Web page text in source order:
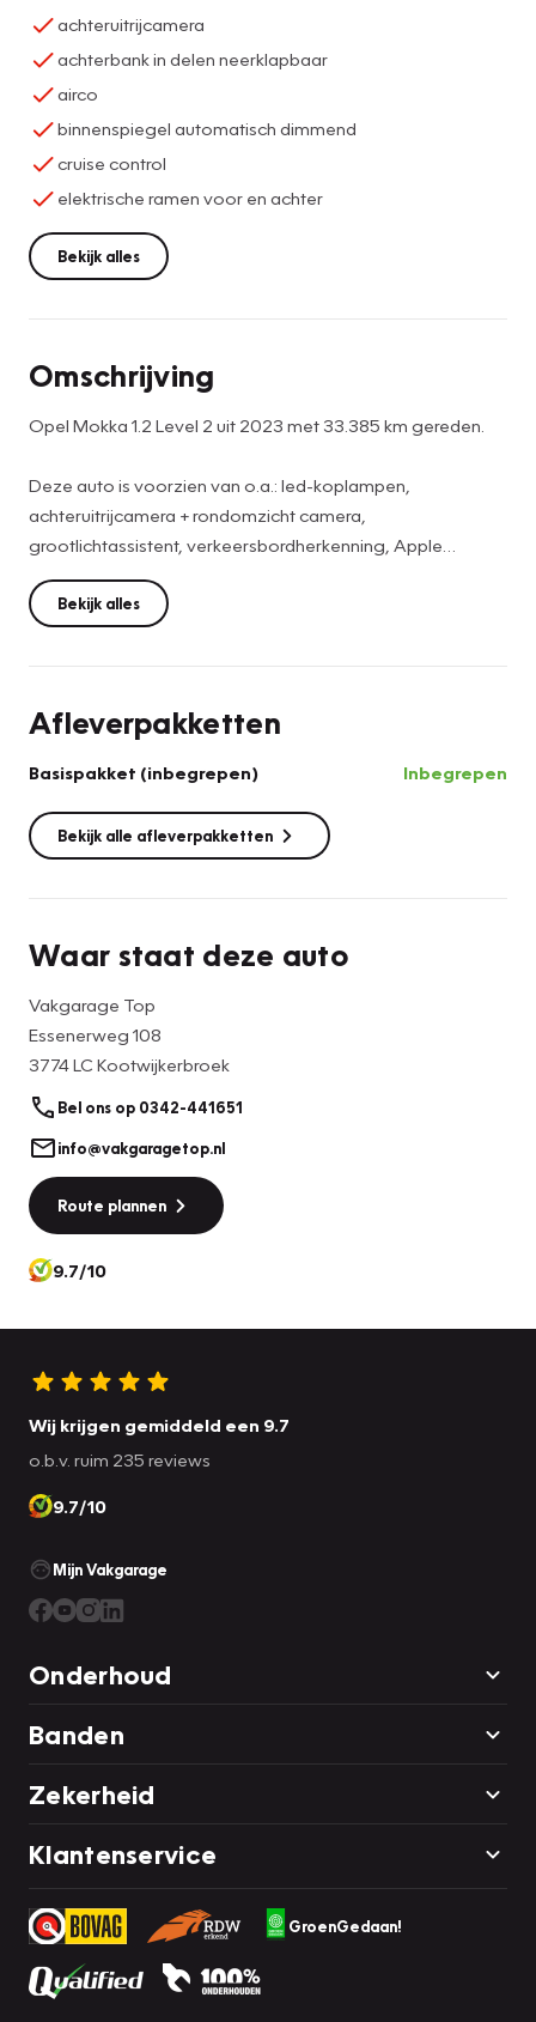
achteruitrijcamera
achterbank in delen neerklapbaar
airco
binnenspiegel automatisch dimmend
cruise control
elektrische ramen voor en achter
Bekijk alles
Omschrijving
Opel Mokka 1.2 Level 2 uit 2023 met 33.385 km gereden.
Deze auto is voorzien van o.a.: led-koplampen,
achteruitrijcamera + rondomzicht camera,
grootlichtassistent, verkeersbordherkenning, Apple
Carplay / Android Auto, rijstrooksensor, lichtmetalen
velgen, elektrische ramen en spiegels, licht- en
regensensor, parkeersensoren achter, etc.
certificaat.
aanwezig.
Let op, dit betreft een rijklaarprijs: inclusief 12
Bekijk alles
Afleverpakketten
Basispakket (inbegrepen) Inbegrepen
Bekijk alle afleverpakketten
Waar staat deze auto
Vakgarage Top
Essenerweg 108
3774 LC Kootwijkerbroek
Bel ons op 0342-441651
info@vakgaragetop.nl
Route plannen
9.7/10
Wij krijgen gemiddeld een 9.7
o.b.v. ruim 235 reviews
9.7/10
Mijn Vakgarage
Onderhoud
Banden
Zekerheid
Klantenservice
GroenGedaan!